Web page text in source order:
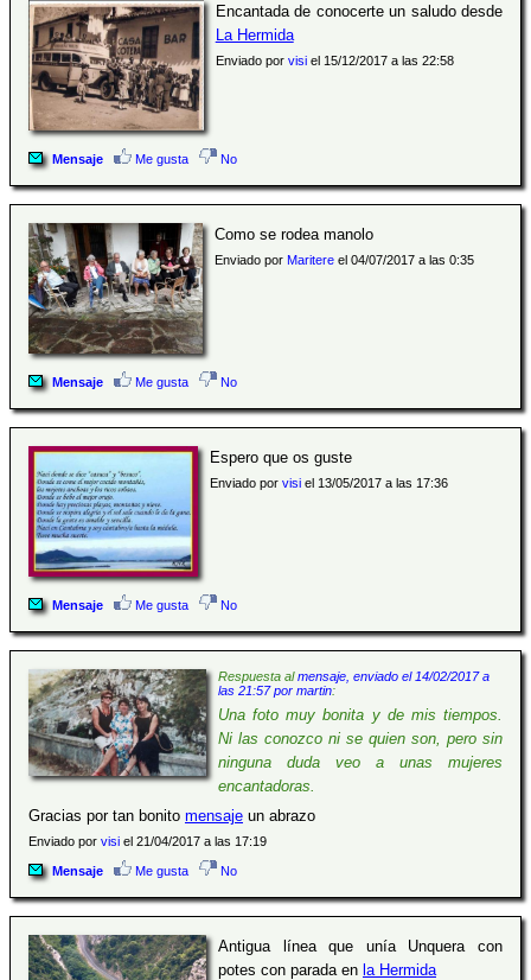
Encantada de conocerte un saludo desde
La Hermida
Enviado por visiel 15/12/2017 a las 22:58
Mensaje Me gusta No
Como se rodea manolo
Enviado por Maritereel 04/07/2017 a las 0:35
Mensaje Me gusta No
Espero que os guste
Enviado por visiel 13/05/2017 a las 17:36
Mensaje Me gusta No
Respuesta almensaje, enviado el 14/02/2017 a
las 21:57 por martin:
Una foto muy bonita y de mis tiempos.
Ni las conozco ni se quien son, pero sin
ninguna duda veo a unas mujeres
encantadoras.
Gracias por tan bonito mensaje un abrazo
Enviado por visi el 21/04/2017 a las 17:19
Mensaje Me gusta No
Antigua línea que unía Unquera con
potes con parada en la Hermida